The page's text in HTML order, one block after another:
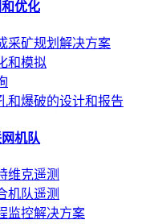
优化
采矿规划解决方案
和模拟
和爆破的设计和报告
机队
维克遥测
机队遥测
监控解决方案